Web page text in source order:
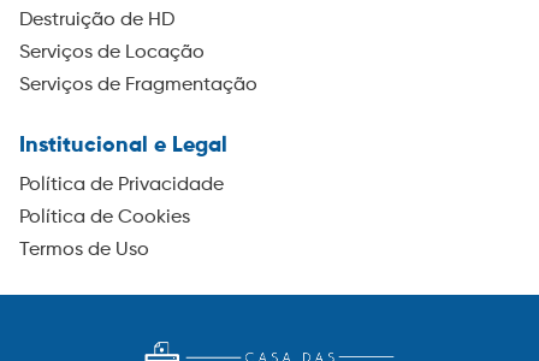
Destruição de HD
Serviços de Locação
Serviços de Fragmentação
Institucional e Legal
Política de Privacidade
Política de Cookies
Termos de Uso